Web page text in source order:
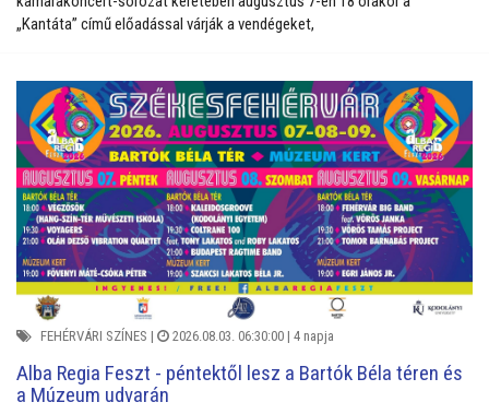
„Kantáta” című előadással várják a vendégeket,
FEHÉRVÁRI SZÍNES | 2026.08.03. 06:30:00 | 4 napja
Alba Regia Feszt - péntektől lesz a Bartók Béla téren és
a Múzeum udvarán